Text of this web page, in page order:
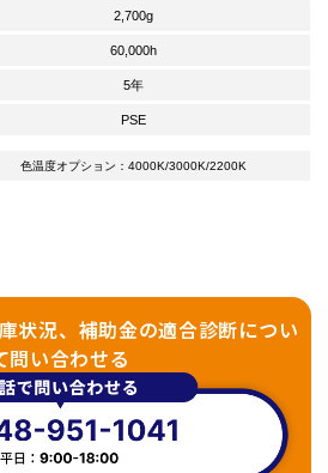
2,700g
60,000h
5年
PSE
色温度オプション：4000K/3000K/2200K
状況、補助金の適合診断につい
問い合わせる